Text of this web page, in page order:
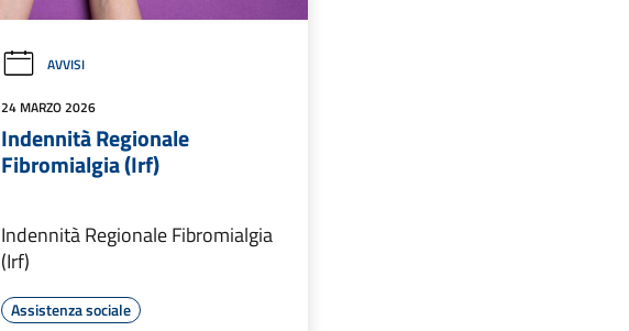
AVVISI
24 MARZO 2026
Indennità Regionale
Fibromialgia (Irf)
Indennità Regionale Fibromialgia
(Irf)
Assistenza sociale